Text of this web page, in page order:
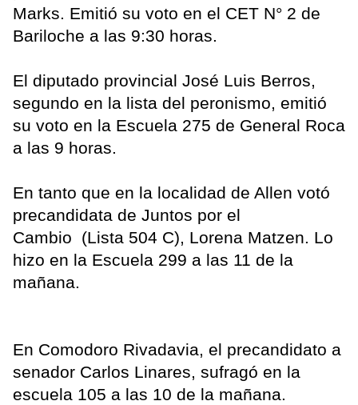
Marks. Emitió su voto en el CET N° 2 de
Bariloche a las 9:30 horas.
El diputado provincial José Luis Berros,
segundo en la lista del peronismo, emitió
su voto en la Escuela 275 de General Roca
a las 9 horas.
En tanto que en la localidad de Allen votó
precandidata de Juntos por el
Cambio (Lista 504 C), Lorena Matzen. Lo
hizo en la Escuela 299 a las 11 de la
mañana.
En Comodoro Rivadavia, el precandidato a
senador Carlos Linares, sufragó en la
escuela 105 a las 10 de la mañana.